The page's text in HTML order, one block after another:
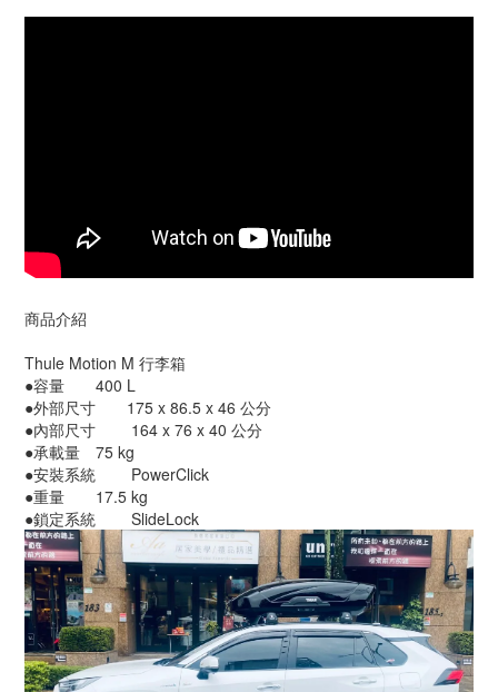
商品介紹
Thule Motion M 行李箱
●容量	400 L
●外部尺寸       175 x 86.5 x 46 公分
●內部尺寸	164 x 76 x 40 公分
●承載量	75 kg
●安裝系統	PowerClick
●重量	17.5 kg
●鎖定系統	SlideLock